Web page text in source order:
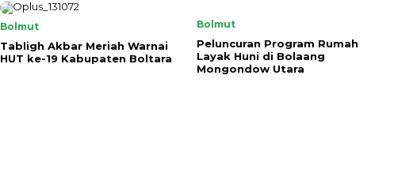
Bolmut
Tabligh Akbar Meriah Warnai
HUT ke-19 Kabupaten Boltara
Bolmut
Peluncuran Program Rumah
Layak Huni di Bolaang
Mongondow Utara